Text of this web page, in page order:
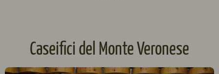
Caseifici del Monte Veronese